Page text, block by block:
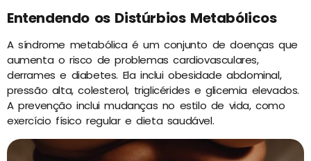
Entendendo os Distúrbios Metabólicos
A síndrome metabólica é um conjunto de doenças que
aumenta o risco de problemas cardiovasculares,
derrames e diabetes. Ela inclui obesidade abdominal,
pressão alta, colesterol, triglicérides e glicemia elevados.
A prevenção inclui mudanças no estilo de vida, como
exercício físico regular e dieta saudável.